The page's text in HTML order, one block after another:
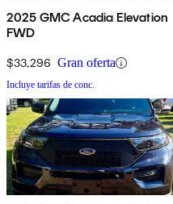
2025 GMC Acadia Elevation
FWD
$33,296 Gran oferta
Incluye tarifas de conc.